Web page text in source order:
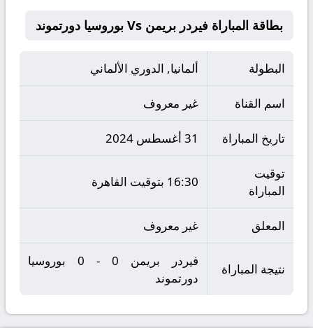
بطاقة المباراة فيردر بريمن Vs بوروسيا دورتموند
البطولة ألمانيا, الدوري الألماني
اسم القناة غير معروف
تاريخ المباراة 31 أغسطس 2024
توقيت
المباراة
16:30 بتوقيت القاهرة
المعلق غير معروف
نتيجة المباراة
فيردر بريمن 0 - 0 بوروسيا
دورتموند